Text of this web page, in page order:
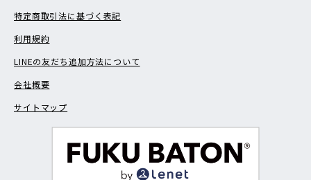
特定商取引法に基づく表記
利用規約
LINEの友だち追加方法について
会社概要
サイトマップ